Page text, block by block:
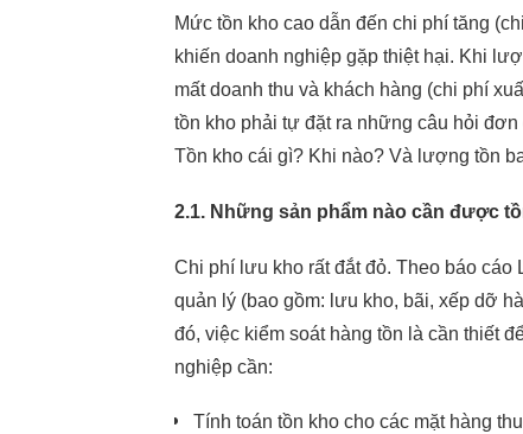
Mức tồn kho cao dẫn đến chi phí tăng
khiến doanh nghiệp gặp thiệt hại. Khi
mất doanh thu và khách hàng (chi phí
tồn kho phải tự đặt ra những câu hỏi
Tồn kho cái gì? Khi nào? Và lượng tồn
2.1. Những sản phẩm nào cần được
Chi phí lưu kho rất đắt đỏ. Theo báo cáo
quản lý (bao gồm: lưu kho, bãi, xếp dỡ
đó, việc kiểm soát hàng tồn là cần thiết
nghiệp cần:
Tính toán tồn kho cho các mặt hàng